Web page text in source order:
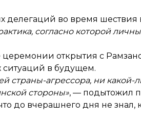
во время
согласно которой
церемонии открытия с
в будущем.
страны-агрессора, ни какой-
стороны», — подытожил
до вчерашнего дня не знал,